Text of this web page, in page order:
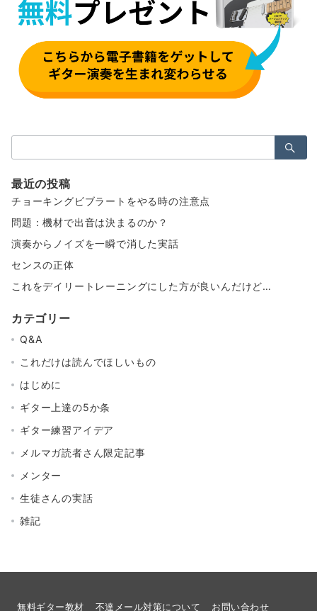
索：
最近の投稿
チョーキングビブラートをやる時の注意点
問題：機材で出音は決まるのか？
演奏からノイズを一瞬で消した実話
センスの正体
これをデイリートレーニングにした方が良いんだけど…
カテゴリー
Q&A
これだけは読んでほしいもの
はじめに
ギター上達の5か条
ギター練習アイデア
メルマガ読者さん限定記事
メンター
生徒さんの実話
雑記
無料ギター教材 不達メール対策について お問い合わせ